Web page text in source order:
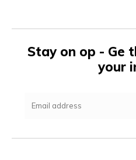
Stay on op - Ge
your